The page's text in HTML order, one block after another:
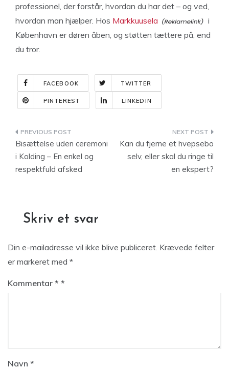
professionel, der forstår, hvordan du har det – og ved,
hvordan man hjælper. Hos Markkuusela
i
København er døren åben, og støtten tættere på, end
du tror.
FACEBOOK TWITTER
PINTEREST LINKEDIN
Indlægsnavigation
Bisættelse uden ceremoni
i Kolding – En enkel og
respektfuld afsked
Kan du fjerne et hvepsebo
selv, eller skal du ringe til
en ekspert?
Skriv et svar
Din e-mailadresse vil ikke blive publiceret. Krævede felter
er markeret med *
Kommentar *
Navn *